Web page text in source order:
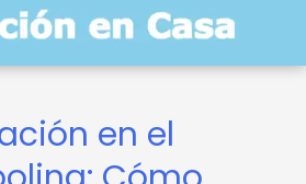
en el